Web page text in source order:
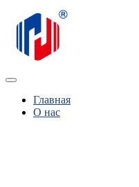
Главная
О нас